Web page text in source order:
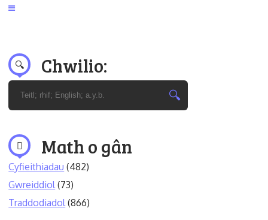
Chwilio:
Math o gân
Cyfieithiadau (482)
Gwreiddiol (73)
Traddodiadol (866)